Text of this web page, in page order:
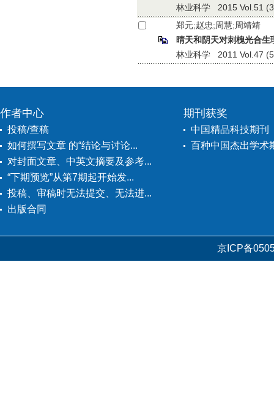
林业科学 2015 Vol.51
郑元;赵忠;周慧;周靖靖
晴天和阴天对刺槐光合生
林业科学 2011 Vol.47
作者中心
投稿/查稿
如何撰写文章 的“结论与讨论...
对封面文章、中英文摘要及参考...
“下期预览”从第7期起开始发...
投稿、审稿时无法提交、无法进...
出版合同
期刊获奖
中国精品科技期刊
百种中国杰出学术
京ICP备